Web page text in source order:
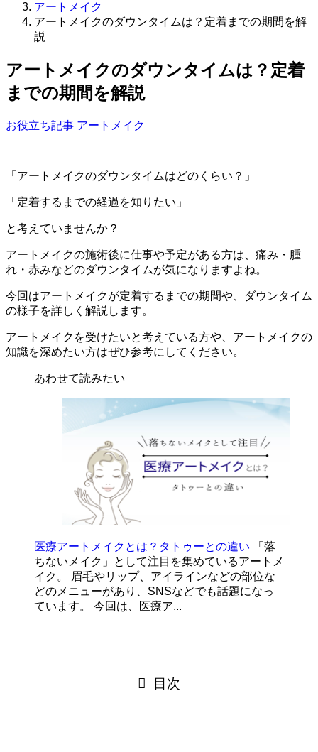
アートメイク
アートメイクのダウンタイムは？定着までの期間を解
説
アートメイクのダウンタイムは？定着
までの期間を解説
お役立ち記事 アートメイク
「アートメイクのダウンタイムはどのくらい？」
「定着するまでの経過を知りたい」
と考えていませんか？
アートメイクの施術後に仕事や予定がある方は、痛み・腫
れ・赤みなどのダウンタイムが気になりますよね。
今回はアートメイクが定着するまでの期間や、ダウンタイム
の様子を詳しく解説します。
アートメイクを受けたいと考えている方や、アートメイクの
知識を深めたい方はぜひ参考にしてください。
あわせて読みたい
医療アートメイクとは？タトゥーとの違い
「落
ちないメイク」として注目を集めているアートメ
イク。 眉毛やリップ、アイラインなどの部位な
どのメニューがあり、SNSなどでも話題になっ
ています。 今回は、医療ア...
目次